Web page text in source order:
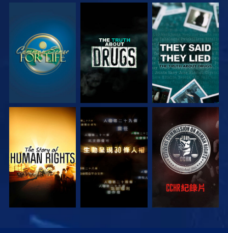
觀看 觀看 觀看
觀看 觀看 觀看